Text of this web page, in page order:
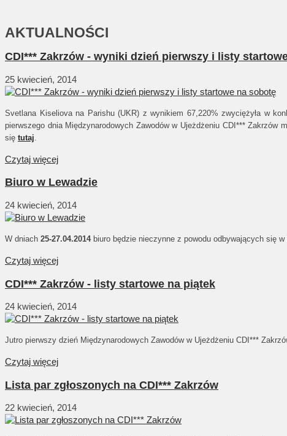
AKTUALNOŚCI
CDI*** Zakrzów - wyniki dzień pierwszy i listy
25 kwiecień, 2014
Svetlana Kiseliova na Parishu (UKR) z wynikiem 67,220% zwyciężyła w
pierwszego dnia Międzynarodowych Zawodów w Ujeżdżeniu CDI*** Zakrzów
się tutaj
Czytaj więcej
Biuro w Lewadzie
24 kwiecień, 2014
W dniach 25-27.04.2014 biuro będzie nieczynne z powodu odbywających się
Czytaj więcej
CDI*** Zakrzów - listy startowe na piątek
24 kwiecień, 2014
Jutro pierwszy dzień Międzynarodowych Zawodów w Ujeżdżeniu CDI***
Czytaj więcej
Lista par zgłoszonych na CDI*** Zakrzów
22 kwiecień, 2014